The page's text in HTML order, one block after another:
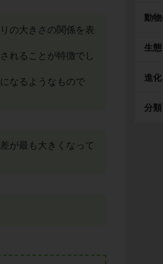
の大きさの関係を表
れることが特徴でし
なるようなもので
が最も大きくなって
動
生態
進化
分類